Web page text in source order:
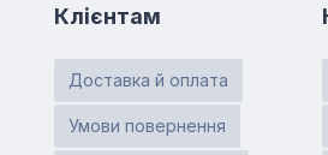
Клієнтам
Доставка й оплата
Умови повернення